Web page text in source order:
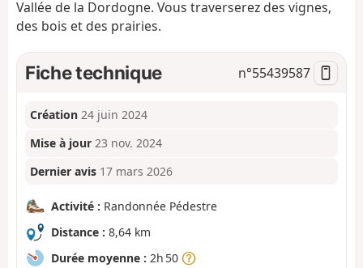
Vallée de la Dordogne. Vous traverserez des vignes,
des bois et des prairies.
Fiche technique n°55439587
Création 24 juin 2024
Mise à jour 23 nov. 2024
Dernier avis 17 mars 2026
Activité : Randonnée Pédestre
Distance : 8,64 km
Durée moyenne : 2h 50